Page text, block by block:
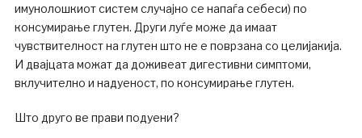
имунолошкиот систем случајно се напаѓа себеси) по
консумирање глутен. Други луѓе може да имаат
чувствителност на глутен што не е поврзана со целијакија.
И двајцата можат да доживеат дигестивни симптоми,
вклучително и надуеност, по консумирање глутен.
Што друго ве прави подуени?